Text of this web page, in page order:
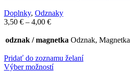
Doplnky, Odznaky
3,50 € – 4,00 €Price
3,50 €
4,00 €
odznak / magnetka Odznak, Magnetka
Pridať do zoznamu želaní
Výber možností